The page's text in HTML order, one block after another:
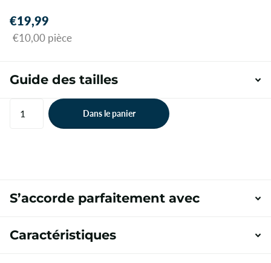
€19,99
€10,00 pièce
Guide des tailles
Dans le panier
S’accorde parfaitement avec
Caractéristiques